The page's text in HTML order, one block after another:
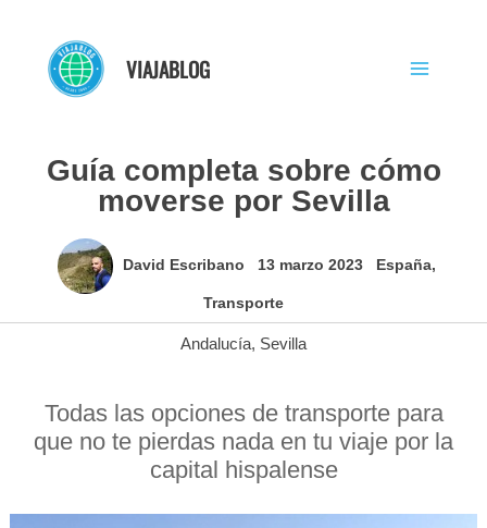
contenido
VIAJABLOG
Guía completa sobre cómo
moverse por Sevilla
David Escribano 13 marzo 2023 España,
Transporte
Andalucía, Sevilla
Todas las opciones de transporte para
que no te pierdas nada en tu viaje por la
capital hispalense